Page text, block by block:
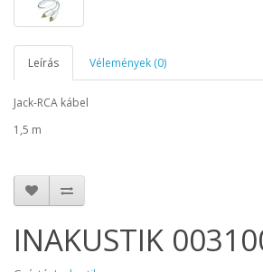
Leírás Vélemények (0)
Jack-RCA kábel
1,5 m
INAKUSTIK